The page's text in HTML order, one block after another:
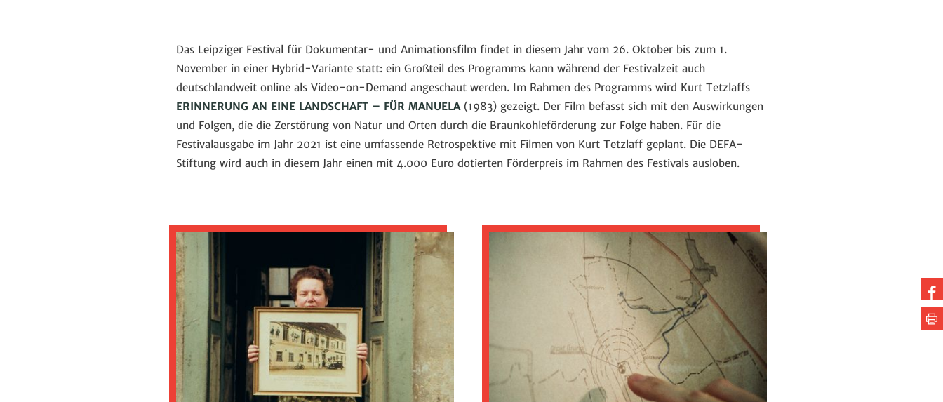
Das Leipziger Festival für Dokumentar- und Animationsfilm findet in diesem Jahr vom 26. Oktober bis zum 1.
November in einer Hybrid-Variante statt: ein Großteil des Programms kann während der Festivalzeit auch
deutschlandweit online als Video-on-Demand angeschaut werden. Im Rahmen des Programms wird Kurt Tetzlaffs
ERINNERUNG AN EINE LANDSCHAFT – FÜR MANUELA (1983) gezeigt. Der Film befasst sich mit den Auswirkungen
und Folgen, die die Zerstörung von Natur und Orten durch die Braunkohleförderung zur Folge haben. Für die
Festivalausgabe im Jahr 2021 ist eine umfassende Retrospektive mit Filmen von Kurt Tetzlaff geplant. Die DEFA-
Stiftung wird auch in diesem Jahr einen mit 4.000 Euro dotierten Förderpreis im Rahmen des Festivals ausloben.